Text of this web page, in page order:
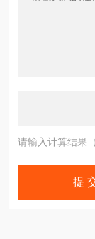
请输入计算结果